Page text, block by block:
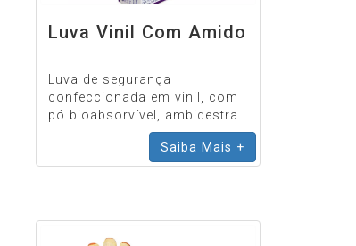
Luva Vinil Com Amido
Luva de segurança
confeccionada em vinil, com
pó bioabsorvível, ambidestra,
Saiba Mais +